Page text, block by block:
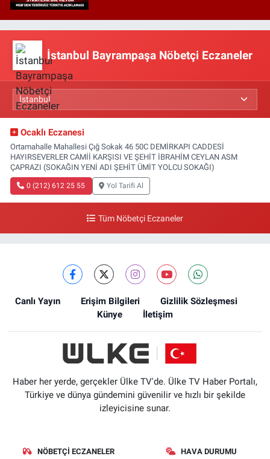
İstanbul Bayrampaşa Nöbetçi Eczaneler
Ocaklı Eczanesi
Ortamahalle Mahallesi Çığ Sokak 46 50C DEMİRKAPI CADDESİ
HAYIRSEVERLER CAMİİ KARŞISI VE ŞEHİT İBRAHİM CEYLAN ASM
ÇAPRAZI (SOKAĞIN YENİ ADI ŞEHİT ÜMİT YOLCU SOKAĞI)
0 (212) 612 25 55 Yol Tarifi Al
Tüm Nöbetçi Eczaneler
Canlı Yayın Erişim Bilgileri
Gizlilik Sözleşmesi
Künye
İletişim
Haber her yerde, gerçekler Ülke TV'de. Ülke TV Haber Portalı,
Türkiye ve dünya gündemini güvenilir ve hızlı bir şekilde
izleyicisine sunar.
NÖBETÇI ECZANELER HAVA DURUMU